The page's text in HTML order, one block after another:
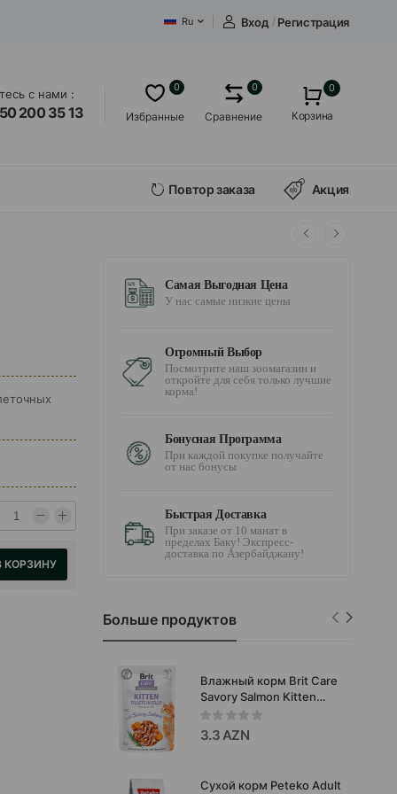
Ru Вход / Регистрация
с нами :
200 35 13 Избранные
0
Сравнение
0 0
Корзина
Повтор заказа Акция
КОРЗИНУ
Самая Выгодная Цена
У нас самые низкие цены
Огромный Выбор
Посмотрите наш зоомагазин и
откройте для себя только лучшие
корма!
Бонусная Программа
При каждой покупке получайте
от нас бонусы
Быстрая Доставка
При заказе от 10 манат в
пределах Баку! Экспресс-
доставка по Азербайджану!
Больше продуктов
Влажный корм Brit Care
Savory Salmon Kitten
филе в желе с
пикантным лососем,
обогащенное морковью
3.3 AZN
Сухой корм Peteko Adult